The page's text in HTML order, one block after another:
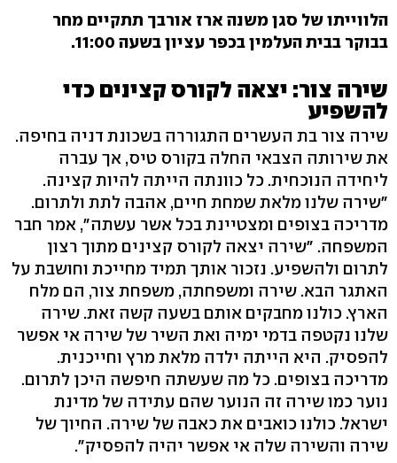
הלווייתו של סגן משנה ארז אורבך תתקיים מחר
בבוקר בבית העלמין בכפר עציון בשעה 11:00.
שירה צור: יצאה לקורס קצינים כדי
להשפיע
שירה צור בת העשרים התגוררה בשכונת דניה בחיפה.
את שירותה הצבאי החלה בקורס טיס, אך עברה
ליחידה הנוכחית. כל כוונתה הייתה להיות קצינה.
"שירה שלנו מלאת שמחת חיים, אהבה לתת ולתרום.
מדריכה בצופים ומצטיינת בכל אשר עשתה", אמר חבר
המשפחה. "שירה יצאה לקורס קצינים מתוך רצון
לתרום ולהשפיע. נזכור אותך תמיד מחייכת וחושבת על
האתגר הבא. שירה ומשפחתה, משפחת צור, הם מלח
הארץ. כולנו מחבקים אותם בשעה קשה זאת. שירה
שלנו נקטפה בדמי ימיה ואת השיר של שירה אי אפשר
להפסיק. היא הייתה ילדה מלאת מרץ וחייכנית.
מדריכה בצופים. כל מה שעשתה חיפשה היכן לתרום.
נוער כמו שירה זה הנוער שהם עתידה של מדינת
ישראל. כולנו כואבים את כאבה של שירה. החיוך של
שירה והשירה שלה אי אפשר יהיה להפסיק".